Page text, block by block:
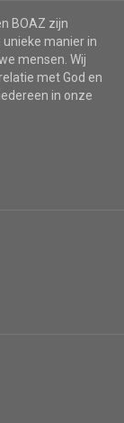
BOAZ zijn
unieke manier in
mensen. Wij
met God en
in onze